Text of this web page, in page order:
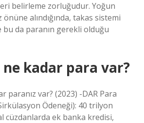
belirleme zorluğudur. Yoğun
alındığında, takas sistemi
da paranın gerekli olduğu
ne kadar para var?
paranız var? (2023) -DAR Para
Ödeneği): 40 trilyon
cüzdanlarda ek banka kredisi,